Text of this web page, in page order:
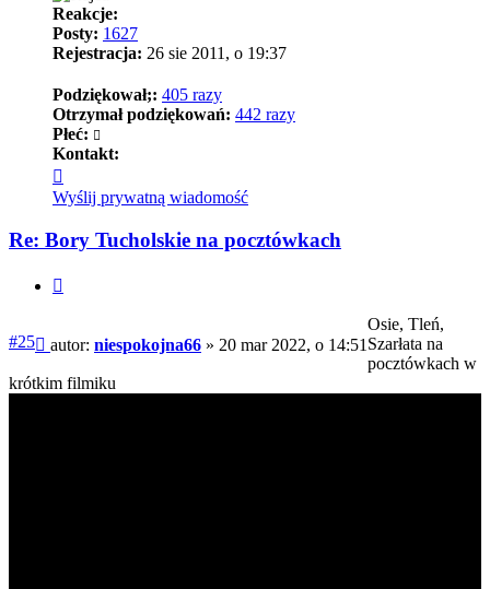
Reakcje:
Posty: 1627
Rejestracja: 26 sie 2011, o 19:37
Podziękował;: 405 razy
Otrzymał podziękowań: 442 razy
Płeć:
Kontakt:
się
z
niespokojna66
Wyślij prywatną wiadomość
Re: Bory Tucholskie na pocztówkach
#25 Post
autor: niespokojna66 » 20 mar 2022, o 14:51
Osie, Tleń,
Szarłata na
pocztówkach w
krótkim filmiku